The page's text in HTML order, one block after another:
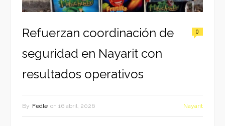
Refuerzan coordinación de
seguridad en Nayarit con
resultados operativos
0
By Fedle on 16 abril, 2026 Nayarit